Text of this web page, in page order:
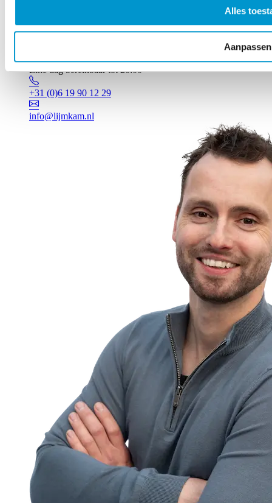
Alles
Aanpassen
Elke dag bereikbaar tot 20:00
+31 (0)6 19 90 12 29
info@lijmkam.nl